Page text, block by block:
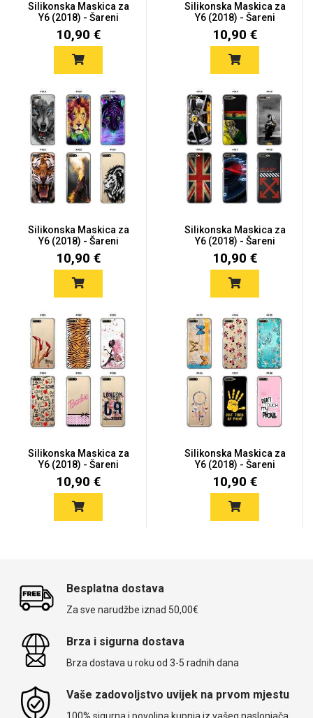
Silikonska Maskica za
Y6 (2018) - Šareni
motiv...
10,90 €
Silikonska Maskica za
Y6 (2018) - Šareni
motiv...
10,90 €
Silikonska Maskica za
Y6 (2018) - Šareni
motiv...
10,90 €
Silikonska Maskica za
Y6 (2018) - Šareni
motiv...
10,90 €
Silikonska Maskica za
Y6 (2018) - Šareni
motiv...
10,90 €
Silikonska Maskica za
Y6 (2018) - Šareni
motiv...
10,90 €
Besplatna dostava
Za sve narudžbe iznad 50,00€
Brza i sigurna dostava
Brza dostava u roku od 3-5 radnih dana
Vaše zadovoljstvo uvijek na prvom mjestu